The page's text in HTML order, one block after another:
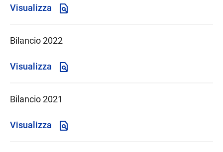
Visualizza
Bilancio 2022
Visualizza
Bilancio 2021
Visualizza